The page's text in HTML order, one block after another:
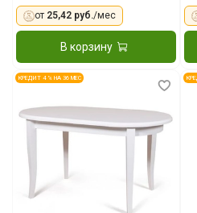
от 25,42 руб./мес
В корзину
КРЕДИТ 4 % НА 36 МЕС